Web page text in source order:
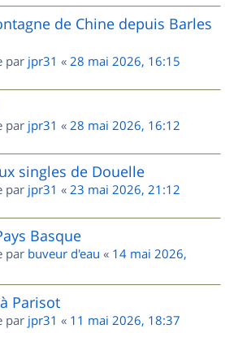
de Chine depuis Barles
par jpr31 « 28 mai 2026, 16:15
par jpr31 « 28 mai 2026, 16:12
singles de Douelle
par jpr31 « 23 mai 2026, 21:12
Basque
par buveur d'eau « 14 mai 2026,
Parisot
par jpr31 « 11 mai 2026, 18:37